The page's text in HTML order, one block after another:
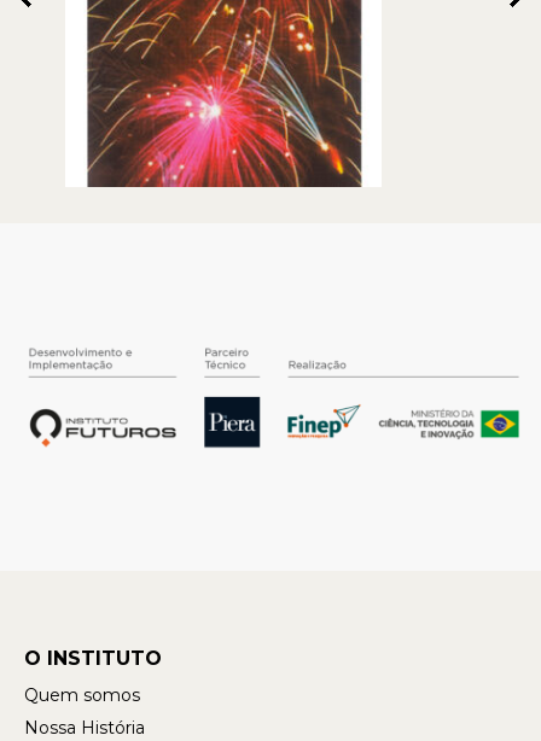
O INSTITUTO
Quem somos
Nossa História